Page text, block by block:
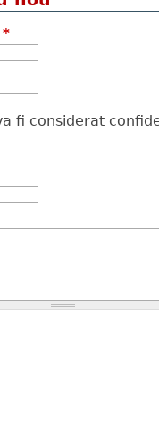
*
fi considerat